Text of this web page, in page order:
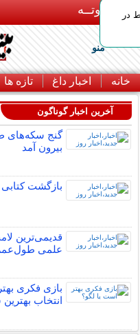
بـیتوتــه
منو
خانه اخبار داغ تازه ها
در
آخرین اخبار گوناگون
بیرون آمد
بازگشت کتابی بعد
علمی
بازی فکری
انتخاب